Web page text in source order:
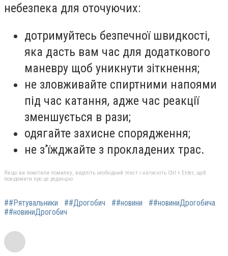
небезпека для оточуючих:
дотримуйтесь безпечної швидкості,
яка дасть вам час для додаткового
маневру щоб уникнути зіткнення;
не зловживайте спиртними напоями
під час катання, адже час реакції
зменшується в рази;
одягайте захисне спорядження;
не з’їжджайте з прокладених трас.
Якщо ви помітили помилку, виділіть необхідний текст і натисніть Ctrl + Enter, щоб
повідомити про це редакцію
##Рятувальники ##Дрогобич ##новини
##новиниДрогобича
##новиниДрогобич